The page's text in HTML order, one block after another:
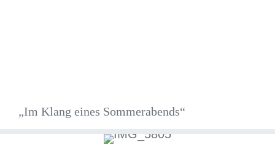
„Im Klang eines Sommerabends“